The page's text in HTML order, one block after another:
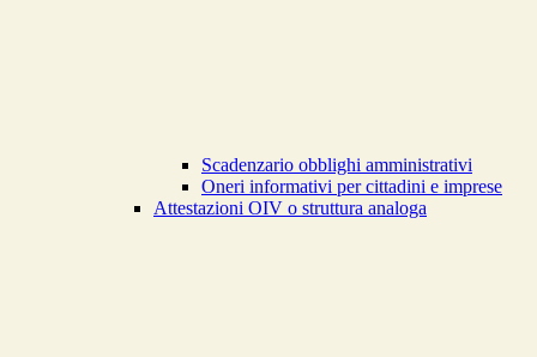
Scadenzario obblighi amministrativi
Oneri informativi per cittadini e imprese
Attestazioni OIV o struttura analoga